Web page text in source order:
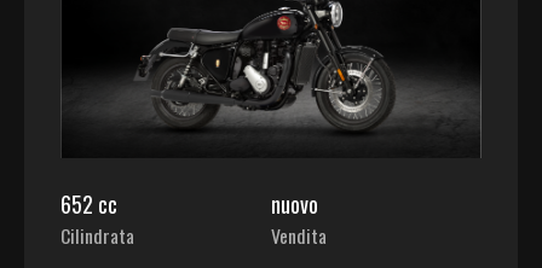
652 cc
Cilindrata
nuovo
Vendita